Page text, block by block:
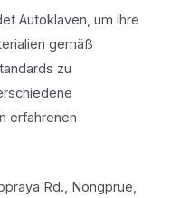
Autoklaven, um ihre
gemäß
zu
erfahrenen
Rd., Nongprue,